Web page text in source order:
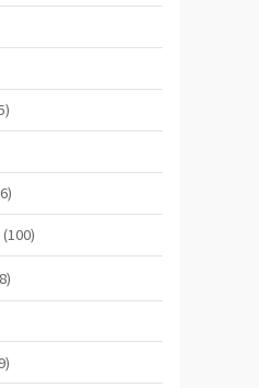
(100)